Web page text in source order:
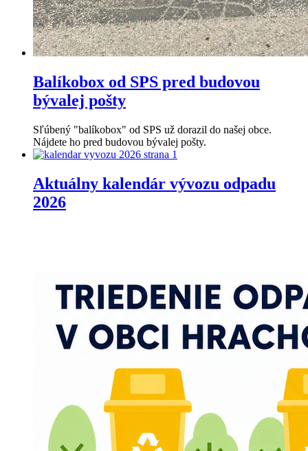
Balíkobox od SPS pred budovou
bývalej pošty
Sľúbený "balíkobox" od SPS už dorazil do našej obce.
Nájdete ho pred budovou bývalej pošty.
Aktuálny kalendár vývozu odpadu
2026